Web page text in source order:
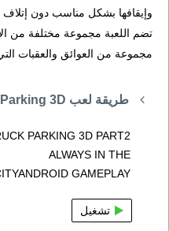
وإيقافها بشكل مناسب دون إتلاف
تضم اللعبة مجموعة مختلفة من
مجموعة من العوائق والعقبات
طريقة لعب Truck Parking 3D
PARKING 3D PART2
ALWAYS IN THE
GAMEPLAY
تشغيل